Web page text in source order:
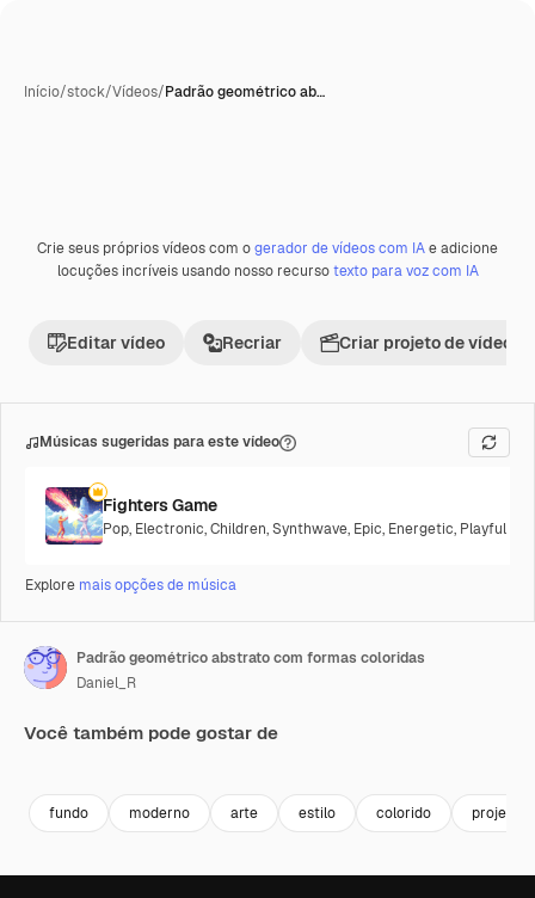
Início/stock/Vídeos/Padrão geométrico ab…
Premium
Crie seus próprios vídeos com ogerador de vídeos com IAe adicione
locuções incríveis usando nosso recursotexto para voz com IA
Editar vídeo Recriar Criar projeto de vídeo
Músicas sugeridas para este vídeo
Fighters Game
Pop, Electronic,Children,Synthwave, Epic, Energetic, Playful
Explore mais opções de música
Padrão geométrico abstrato com formas coloridas
Daniel_R
Você também pode gostar de
fundo moderno arte estilo colorido projeto